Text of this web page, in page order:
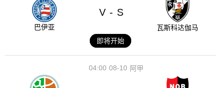
巴伊亚
V - S
瓦斯科达伽马
即将开始
08-10
04:00 阿甲